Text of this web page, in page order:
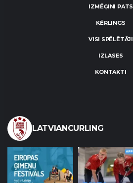
IZMĒĢINI PATS
KĒRLINGS
VISI SPĒLĒTĀJI
IZLASES
KONTAKTI
LATVIANCURLING